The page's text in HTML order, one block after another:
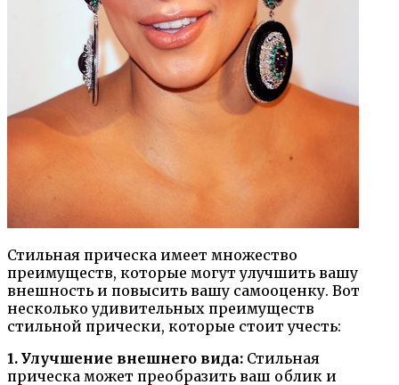
Стильная прическа имеет множество
преимуществ, которые могут улучшить вашу
внешность и повысить вашу самооценку. Вот
несколько удивительных преимуществ
стильной прически, которые стоит учесть:
1. Улучшение внешнего вида: Стильная
прическа может преобразить ваш облик и